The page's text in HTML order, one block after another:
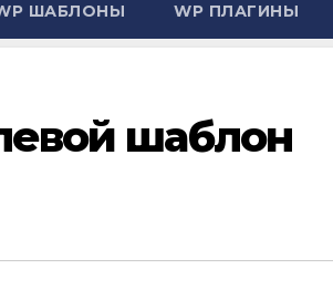
ШАБЛОНЫ WP ПЛАГИНЫ
шаблон